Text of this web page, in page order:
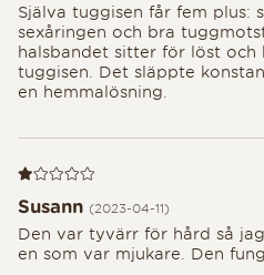
Själva tuggisen får fem plus:
sexåringen och bra
halsbandet sitter för löst
tuggisen. Det släppte
en hemmalösning.
Recension 1 av 5
Susann (2023-04-11)
Den var tyvärr för hård så
en som var mjukare. Den